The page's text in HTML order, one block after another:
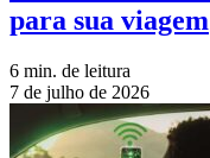
para sua viagem
6 min. de leitura
7 de julho de 2026